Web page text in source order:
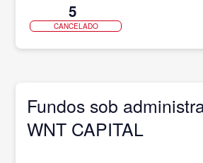
5
CANCELADO
Fundos sob
WNT CAPITAL